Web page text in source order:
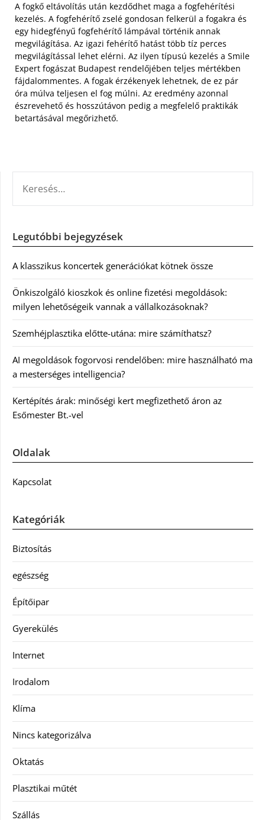
A fogkő eltávolítás után kezdődhet maga a fogfehérítési
kezelés. A fogfehérítő zselé gondosan felkerül a fogakra és
egy hidegfényű fogfehérítő lámpával történik annak
megvilágítása. Az igazi fehérítő hatást több tíz perces
megvilágítással lehet elérni. Az ilyen típusú kezelés a Smile
Expert fogászat Budapest rendelőjében teljes mértékben
fájdalommentes. A fogak érzékenyek lehetnek, de ez pár
óra múlva teljesen el fog múlni. Az eredmény azonnal
észrevehető és hosszútávon pedig a megfelelő praktikák
betartásával megőrizhető.
Legutóbbi bejegyzések
A klasszikus koncertek generációkat kötnek össze
Önkiszolgáló kioszkok és online fizetési megoldások:
milyen lehetőségeik vannak a vállalkozásoknak?
Szemhéjplasztika előtte-utána: mire számíthatsz?
AI megoldások fogorvosi rendelőben: mire használható ma
a mesterséges intelligencia?
Kertépítés árak: minőségi kert megfizethető áron az
Esőmester Bt.-vel
Oldalak
Kapcsolat
Kategóriák
Biztosítás
egészség
Építőipar
Gyerekülés
Internet
Irodalom
Klíma
Nincs kategorizálva
Oktatás
Plasztikai műtét
Szállás